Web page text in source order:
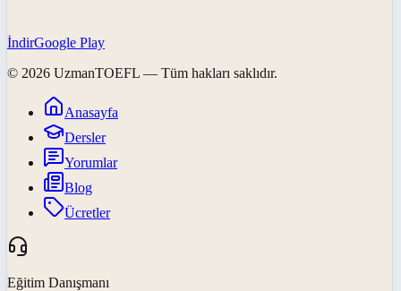
İndirGoogle Play
© 2026 UzmanTOEFL — Tüm hakları saklıdır.
Anasayfa
Dersler
Yorumlar
Blog
Ücretler
Eğitim Danışmanı